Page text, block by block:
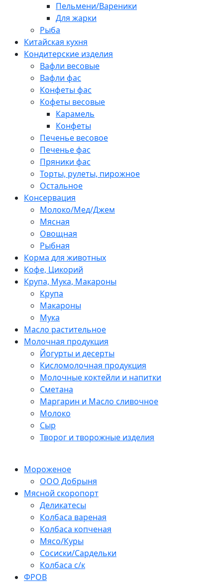
Пельмени/Вареники
Для жарки
Рыба
Китайская кухня
Кондитерские изделия
Вафли весовые
Вафли фас
Конфеты фас
Кофеты весовые
Карамель
Конфеты
Печенье весовое
Печенье фас
Пряники фас
Торты, рулеты, пирожное
Остальное
Консервация
Молоко/Мед/Джем
Мясная
Овощная
Рыбная
Корма для животных
Кофе, Цикорий
Крупа, Мука, Макароны
Крупа
Макароны
Мука
Масло растительное
Молочная продукция
Йогурты и десерты
Кисломолочная продукция
Молочные коктейли и напитки
Сметана
Маргарин и Масло сливочное
Молоко
Сыр
Творог и творожные изделия
Мороженое
ООО Добрыня
Мясной скоропорт
Деликатесы
Колбаса вареная
Колбаса копченая
Мясо/Куры
Сосиски/Сардельки
Колбаса с/к
ФРОВ